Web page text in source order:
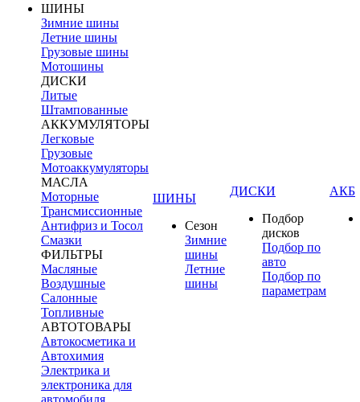
ШИНЫ
Зимние шины
Летние шины
Грузовые шины
Мотошины
ДИСКИ
Литые
Штампованные
АККУМУЛЯТОРЫ
Легковые
Грузовые
Мотоаккумуляторы
МАСЛА
Моторные
Трансмиссионные
Антифриз и Тосол
Смазки
ФИЛЬТРЫ
Масляные
Воздушные
Салонные
Топливные
АВТОТОВАРЫ
Автокосметика и
Автохимия
Электрика и
электроника для
автомобиля
ШИНЫ
Сезон
Зимние
шины
Летние
шины
ДИСКИ
Подбор
дисков
Подбор по
авто
Подбор по
параметрам
АКБ